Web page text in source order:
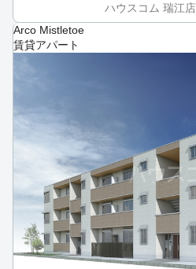
ハウスコム 瑞江店
Arco Mistletoe
賃貸アパート